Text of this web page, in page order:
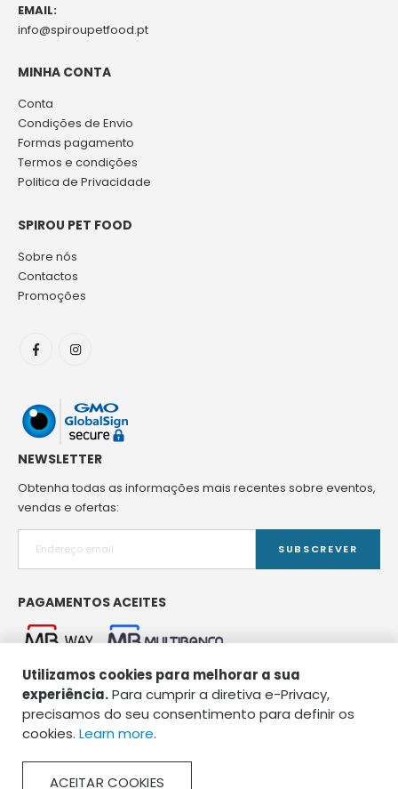
Utilizamos cookies para melhorar a sua
experiência.Para cumprir a diretiva e-Privacy,
precisamos do seu consentimento para definir os
cookies. Learn more.
ACEITAR COOKIES
EMAIL:
info@spiroupetfood.pt
MINHA CONTA
Conta
Condições de Envio
Formas pagamento
Termos e condições
Politica de Privacidade
SPIROU PET FOOD
Sobre nós
Contactos
Promoções
NEWSLETTER
Obtenha todas as informações mais recentes sobre eventos,
vendas e ofertas:
SUBSCREVER
PAGAMENTOS ACEITES